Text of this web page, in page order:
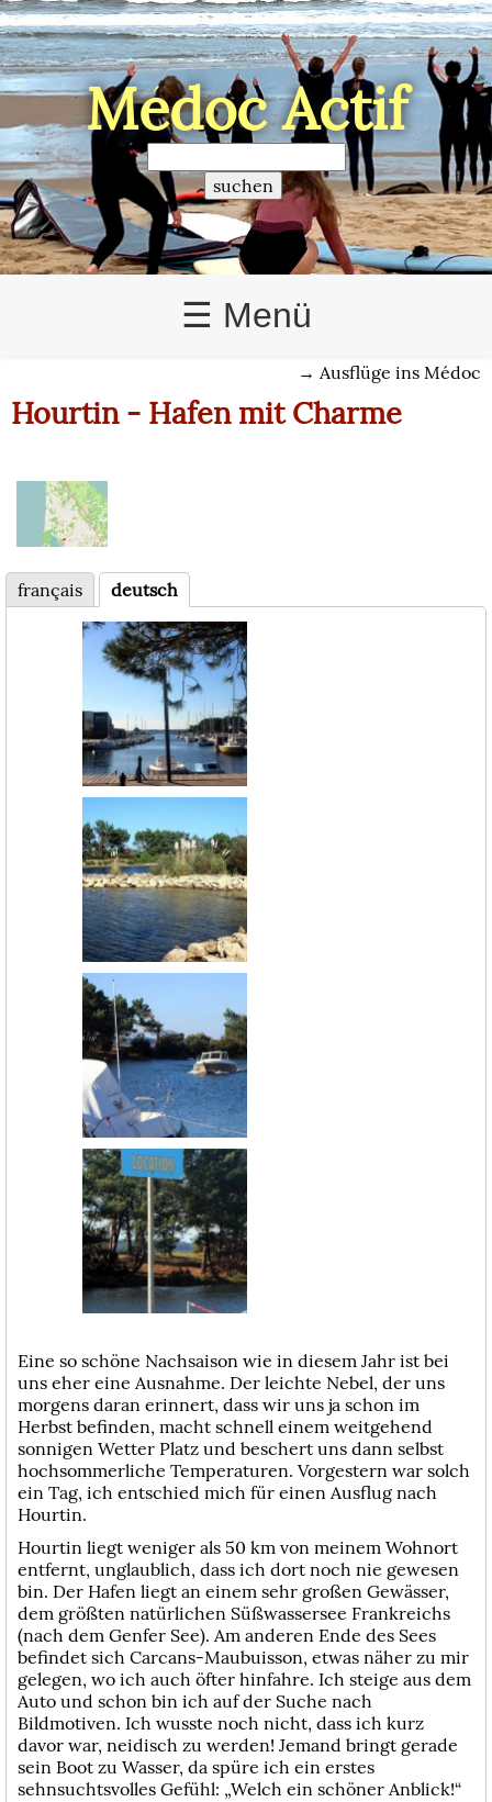
Médoc Actif
>
☰ Menü
→ Ausflüge ins Médoc
Hourtin - Hafen mit Charme
français deutsch
Eine so schöne Nachsaison wie in diesem Jahr ist bei
uns eher eine Ausnahme. Der leichte Nebel, der uns
morgens daran erinnert, dass wir uns ja schon im
Herbst befinden, macht schnell einem weitgehend
sonnigen Wetter Platz und beschert uns dann selbst
hochsommerliche Temperaturen. Vorgestern war solch
ein Tag, ich entschied mich für einen Ausflug nach
Hourtin.
Hourtin liegt weniger als 50 km von meinem Wohnort
entfernt, unglaublich, dass ich dort noch nie gewesen
bin. Der Hafen liegt an einem sehr großen Gewässer,
dem größten natürlichen Süßwassersee Frankreichs
(nach dem Genfer See). Am anderen Ende des Sees
befindet sich Carcans-Maubuisson, etwas näher zu mir
gelegen, wo ich auch öfter hinfahre. Ich steige aus dem
Auto und schon bin ich auf der Suche nach
Bildmotiven. Ich wusste noch nicht, dass ich kurz
davor war, neidisch zu werden! Jemand bringt gerade
sein Boot zu Wasser, da spüre ich ein erstes
sehnsuchtsvolles Gefühl: „Welch ein schöner Anblick!“